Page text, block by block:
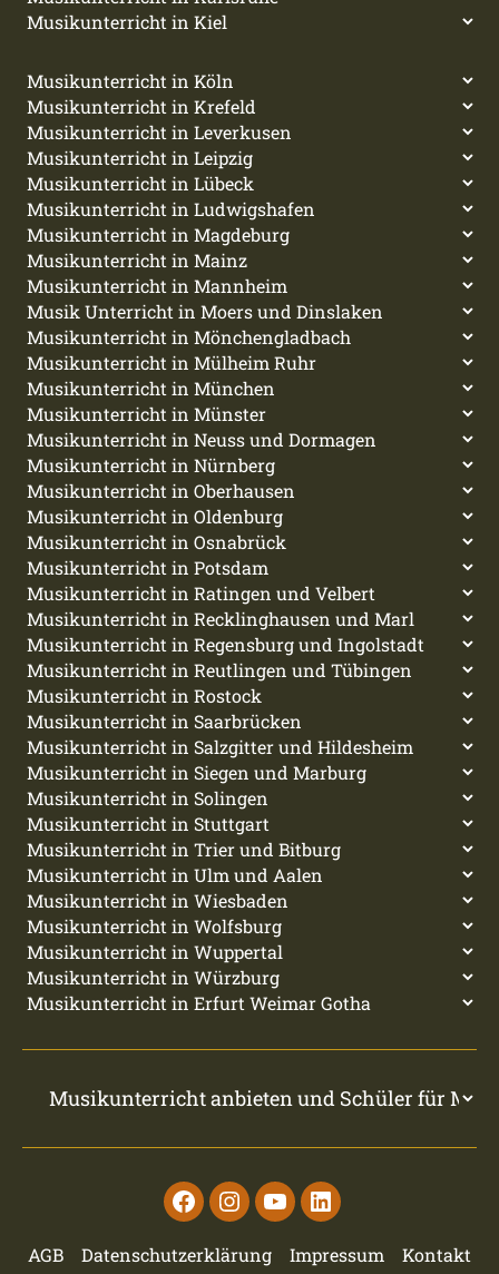
FacebookInstagramYoutubeLinkedin
AGB Datenschutzerklärung Impressum
Kontakt